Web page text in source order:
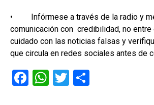
• Infórmese a través de la radio y
comunicación con credibilidad, no entre
cuidado con las noticias falsas y
que circula en redes sociales antes de
F
W T